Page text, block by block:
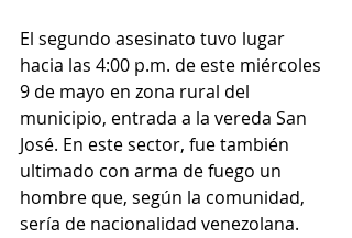
El segundo asesinato tuvo lugar
hacia las 4:00 p.m. de este miércoles
9 de mayo en zona rural del
municipio, entrada a la vereda San
José. En este sector, fue también
ultimado con arma de fuego un
hombre que, según la comunidad,
sería de nacionalidad venezolana.